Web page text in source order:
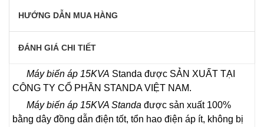
HƯỚNG DẪN MUA HÀNG
ĐÁNH GIÁ CHI TIẾT
Máy biến áp 15KVA Standa được SẢN XUẤT TẠI
CÔNG TY CỔ PHẦN STANDA VIỆT NAM.
Máy biến áp 15KVA Standa được sản xuất 100%
bằng dây đồng dẫn điện tốt, tổn hao điện áp ít, không bị